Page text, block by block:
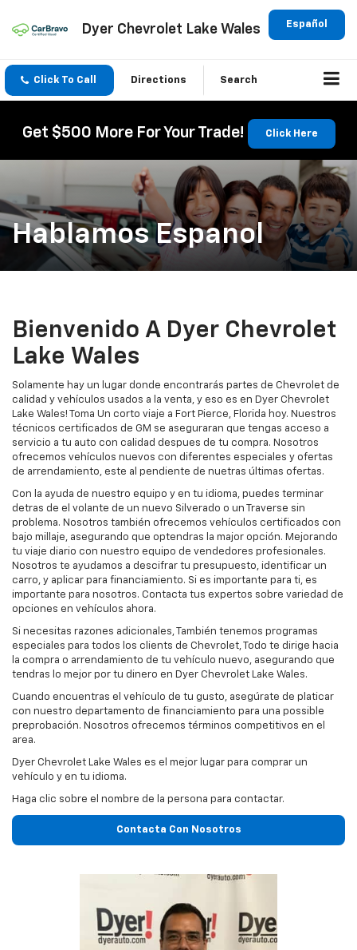
Español
Dyer Chevrolet Lake Wales
Click To Call Directions Search
Get $500 More For Your Trade! Click Here
Hablamos Espanol
Bienvenido A Dyer Chevrolet
Lake Wales
Solamente hay un lugar donde encontrarás partes de Chevrolet de
calidad y vehículos usados a la venta, y eso es en Dyer Chevrolet
Lake Wales! Toma Un corto viaje a Fort Pierce, Florida hoy. Nuestros
técnicos certificados de GM se aseguraran que tengas acceso a
servicio a tu auto con calidad despues de tu compra. Nosotros
ofrecemos vehículos nuevos con diferentes especiales y ofertas
de arrendamiento, este al pendiente de nuetras últimas ofertas.
Con la ayuda de nuestro equipo y en tu idioma, puedes terminar
detras de el volante de un nuevo Silverado o un Traverse sin
problema. Nosotros también ofrecemos vehículos certificados con
bajo millaje, asegurando que optendras la major opción. Mejorando
tu viaje diario con nuestro equipo de vendedores profesionales.
Nosotros te ayudamos a descifrar tu presupuesto, identificar un
carro, y aplicar para financiamiento. Si es importante para ti, es
importante para nosotros. Contacta tus expertos sobre variedad de
opciones en vehículos ahora.
Si necesitas razones adicionales, También tenemos programas
especiales para todos los clients de Chevrolet, Todo te dirige hacia
la compra o arrendamiento de tu vehículo nuevo, asegurando que
tendras lo mejor por tu dinero en Dyer Chevrolet Lake Wales.
Cuando encuentras el vehículo de tu gusto, asegúrate de platicar
con nuestro departamento de financiamiento para una possible
preprobación. Nosotros ofrecemos términos competitivos en el
area.
Dyer Chevrolet Lake Wales es el mejor lugar para comprar un
vehículo y en tu idioma.
Haga clic sobre el nombre de la persona para contactar.
Contacta Con Nosotros